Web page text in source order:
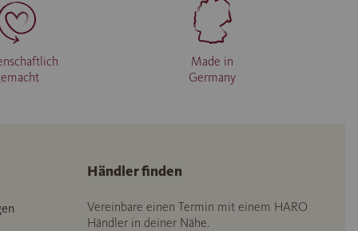
Made in
Germany
Händler finden
Vereinbare einen Termin mit einem HARO
Händler in deiner Nähe.